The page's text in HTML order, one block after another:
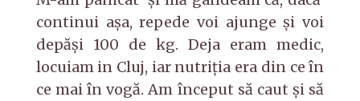
continui aşa, repede voi ajunge şi voi
depăşi 100 de kg. Deja eram medic,
locuiam in Cluj, iar nutriția era din ce în
ce mai în vogă. Am început să caut şi să